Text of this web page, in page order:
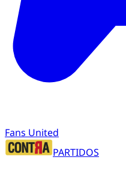
Fans United
PARTIDOS